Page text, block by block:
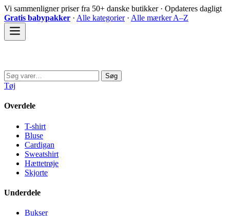
Spring
til
indhold
Vi sammenligner priser fra 50+ danske butikker · Opdateres dagligt
Gratis babypakker · Alle kategorier· Alle mærker A–Z
Søg
efter:
Søg
Tøj
Overdele
T-shirt
Bluse
Cardigan
Sweatshirt
Hættetrøje
Skjorte
Underdele
Bukser